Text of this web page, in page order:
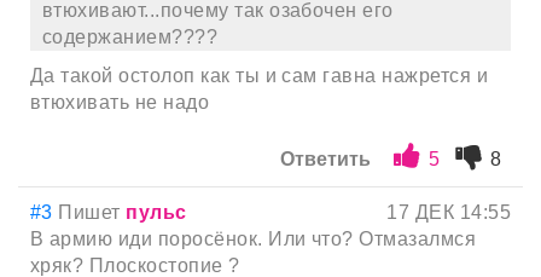
втюхивают...почему так озабочен его
содержанием????
Да такой остолоп как ты и сам гавна нажрется и
втюхивать не надо
Ответить 5 8
#3 Пишет пульс
17 ДЕК 14:55
В армию иди поросёнок. Или что? Отмазалмся
хряк? Плоскостопие ?